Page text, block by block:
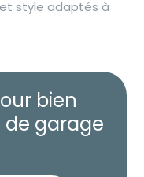
style adaptés à
bien
de garage